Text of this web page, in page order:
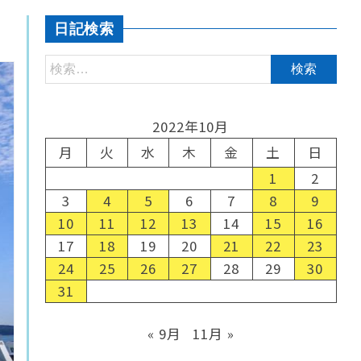
日記検索
2022年10月
月
火 水 木 金 土
日
1
2
3
4 5 6 7 8
9
10
11 12 13 14 15
16
17
18 19 20 21 22
23
24
25 26 27 28 29
30
31
« 9月 11月 »